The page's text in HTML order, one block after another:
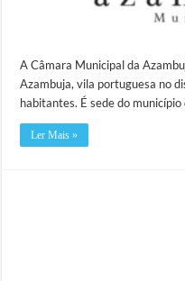
A Câmara Municipal da
Azambuja, vila portuguesa no
habitantes. É sede do município
Ler Mais »